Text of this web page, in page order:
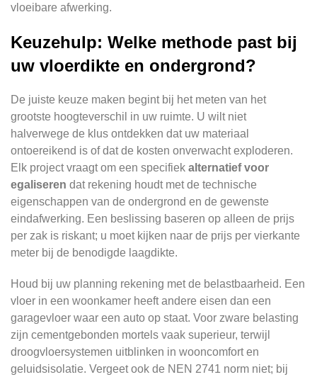
vloeibare afwerking.
Keuzehulp: Welke methode past bij
uw vloerdikte en ondergrond?
De juiste keuze maken begint bij het meten van het
grootste hoogteverschil in uw ruimte. U wilt niet
halverwege de klus ontdekken dat uw materiaal
ontoereikend is of dat de kosten onverwacht exploderen.
Elk project vraagt om een specifiek alternatief voor
egaliseren dat rekening houdt met de technische
eigenschappen van de ondergrond en de gewenste
eindafwerking. Een beslissing baseren op alleen de prijs
per zak is riskant; u moet kijken naar de prijs per vierkante
meter bij de benodigde laagdikte.
Houd bij uw planning rekening met de belastbaarheid. Een
vloer in een woonkamer heeft andere eisen dan een
garagevloer waar een auto op staat. Voor zware belasting
zijn cementgebonden mortels vaak superieur, terwijl
droogvloersystemen uitblinken in wooncomfort en
geluidsisolatie. Vergeet ook de NEN 2741 norm niet; bij